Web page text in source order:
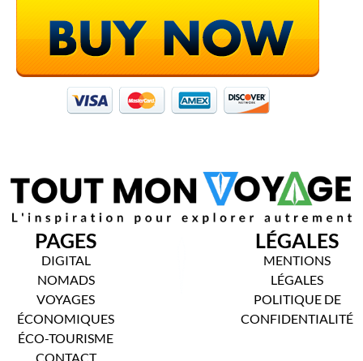
PAGES
DIGITAL
NOMADS
VOYAGES
ÉCONOMIQUES
ÉCO-TOURISME
CONTACT
LÉGALES
MENTIONS
LÉGALES
POLITIQUE DE
CONFIDENTIALITÉ